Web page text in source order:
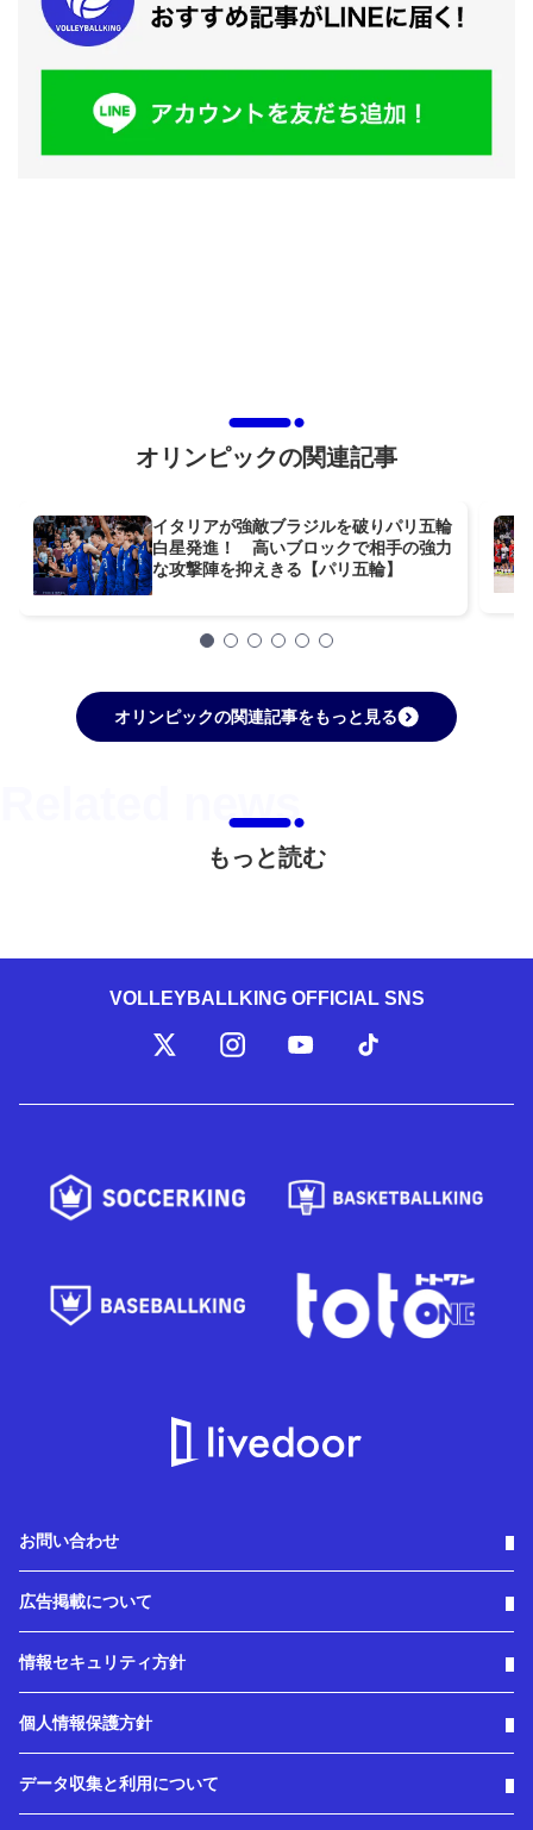
オリンピックの関連記事
イタリアが強敵ブラジルを破りパリ五輪
白星発進！ 高いブロックで相手の強力
な攻撃陣を抑えきる【パリ五輪】
オリンピックの関連記事をもっと見る
もっと読む
VOLLEYBALLKING OFFICIAL SNS
お問い合わせ
広告掲載について
情報セキュリティ方針
個人情報保護方針
データ収集と利用について